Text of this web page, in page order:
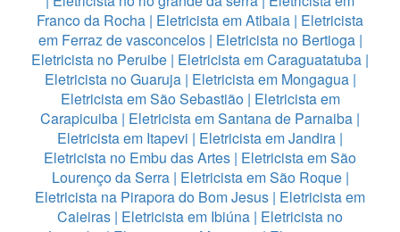
Franco da Rocha | Eletricista em Atibaia | Eletricista
em Ferraz de vasconcelos| Eletricista no Bertioga|
Eletricista no Peruibe | Eletricista em Caraguatatuba |
Eletricista no Guaruja| Eletricista em Mongagua|
Eletricista em São Sebastião| Eletricista em
Carapicuiba | Eletricista em Santana de Parnaiba |
Eletricista em Itapevi | Eletricista em Jandira |
Eletricista no Embu das Artes | Eletricista em São
Lourenço da Serra| Eletricista em São Roque|
Eletricista na Pirapora do Bom Jesus | Eletricista em
Caieiras | Eletricista em Ibiúna | Eletricista no